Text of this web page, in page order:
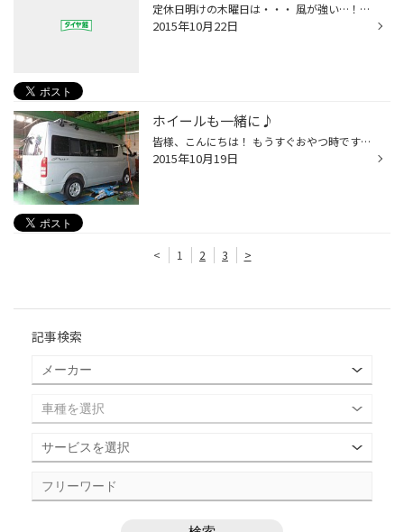
定休日明けの木曜日は・・・ 風が強い…！！ 気温はそんなに低くないのになぁ（－－；） じわじわと冬が近づいている証拠、ですかね。 １０月もあと少しなせいか、スタッドレスタイヤのお見積りが多くなってきました～。 予約待ちなサイズもあるので、お早めに～！
2015年10月22日
ホイールも一緒に♪
皆様、こんにちは！ もうすぐおやつ時ですね～～ 山山はお昼のデザートに、梨を食しました（＾＾＊） 熟しすぎでしたけど、甘くて美味でございました♪ それだけで、あと半日も頑張れそうな気がします（笑） 昨日のお話なのですが、 お車 ハイエースさんで、ホイールセットを購入いただきました。 ...
2015年10月19日
< 1 2 3 >
記事検索